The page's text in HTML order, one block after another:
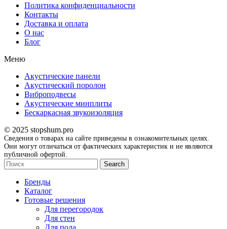
Политика конфиденциальности
Контакты
Доставка и оплата
О нас
Блог
Меню
Акустические панели
Акустический поролон
Виброподвесы
Акустические минплиты
Бескаркасная звукоизоляция
© 2025 stopshum.pro
Сведения о товарах на сайте приведены в ознакомительных целях.
Они могут отличаться от фактических характеристик и не являются
публичной офертой.
Search
Бренды
Каталог
Готовые решения
Для перегородок
Для стен